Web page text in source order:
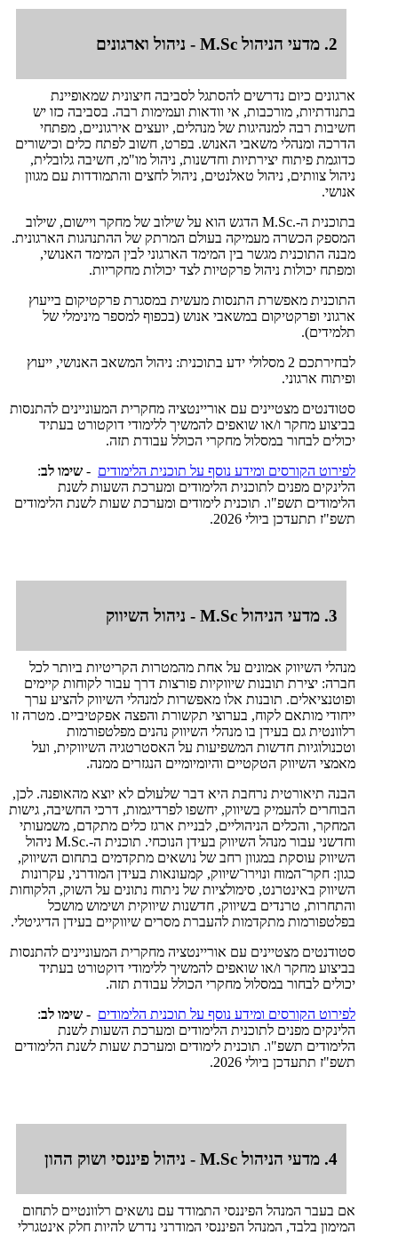
2. מדעי הניהול M.Sc - ניהול וארגונים
ארגונים כיום נדרשים להסתגל לסביבה חיצונית שמאופיינת
בתנודתיות, מורכבות, אי וודאות ועמימות רבה. בסביבה כזו יש
חשיבות רבה למנהיגות של מנהלים, יועצים אירגוניים, מפתחי
הדרכה ומנהלי משאבי האנוש. בפרט, חשוב לפתח כלים וכישורים
כדוגמת פיתוח יצירתיות וחדשנות, ניהול מו"מ, חשיבה גלובלית,
ניהול צוותים, ניהול טאלנטים, ניהול לחצים והתמודדות עם מגוון
אנושי.
בתוכנית ה-.M.Sc הדגש הוא על שילוב של מחקר ויישום, שילוב
המספק הכשרה מעמיקה בעולם המרתק של ההתנהגות הארגונית.
מבנה התוכנית מגשר בין המימד הארגוני לבין המימד האנושי,
ומפתח יכולות ניהול פרקטיות לצד יכולות מחקריות.
התוכנית מאפשרת התנסות מעשית במסגרת פרקטיקום בייעוץ
ארגוני ופרקטיקום במשאבי אנוש (בכפוף למספר מינימלי של
תלמידים).
לבחירתכם 2 מסלולי ידע בתוכנית: ניהול המשאב האנושי, ייעוץ
ופיתוח ארגוני.
סטודנטים מצטיינים עם אוריינטציה מחקרית המעוניינים להתנסות
בביצוע מחקר ו/או שואפים להמשיך ללימודי דוקטורט בעתיד
יכולים לבחור במסלול מחקרי הכולל עבודת תזה.
לפירוט הקורסים ומידע נוסף על תוכנית הלימודים - שימו לב:
הלינקים מפנים לתוכנית הלימודים ומערכת השעות לשנת
הלימודים תשפ"ו. תוכנית לימודים ומערכת שעות לשנת הלימודים
תשפ"ז תתעדכן ביולי 2026.
3. מדעי הניהול M.Sc - ניהול השיווק
מנהלי השיווק אמונים על אחת מהמטרות הקריטיות ביותר לכל
חברה: יצירת תובנות שיווקיות פורצות דרך עבור לקוחות קיימים
ופוטנציאלים. תובנות אלו מאפשרות למנהלי השיווק להציע ערך
ייחודי מותאם לקוח, בערוצי תקשורת והפצה אפקטיביים. מטרה זו
רלוונטית גם בעידן בו מנהלי השיווק נהנים מפלטפורמות
וטכנולוגיות חדשות המשפיעות על האסטרטגיה השיווקית, ועל
מאמצי השיווק הטקטיים והיומיומיים הנגזרים ממנה.
הבנה תיאורטית נרחבת היא דבר שלעולם לא יוצא מהאופנה. לכן,
הבוחרים להעמיק בשיווק, יחשפו לפרדיגמות, דרכי החשיבה, גישות
המחקר, והכלים הניהוליים, לבניית ארגז כלים מתקדם, משמעותי
וחדשני עבור מנהל השיווק בעידן הנוכחי. תוכנית ה-.M.Sc ניהול
השיווק עוסקת במגוון רחב של נושאים מתקדמים בתחום השיווק,
כגון: חקר־המוח ונוירו־שיווק, קמעונאות בעידן המודרני, עקרונות
השיווק באינטרנט, סימולציות של ניתוח נתונים על השוק, הלקוחות
והתחרות, טרנדים בשיווק, חדשנות שיווקית ושימוש מושכל
בפלטפורמות מתקדמות להעברת מסרים שיווקיים בעידן הדיגיטלי.
סטודנטים מצטיינים עם אוריינטציה מחקרית המעוניינים להתנסות
בביצוע מחקר ו/או שואפים להמשיך ללימודי דוקטורט בעתיד
יכולים לבחור במסלול מחקרי הכולל עבודת תזה.
לפירוט הקורסים ומידע נוסף על תוכנית הלימודים - שימו לב:
הלינקים מפנים לתוכנית הלימודים ומערכת השעות לשנת
הלימודים תשפ"ו. תוכנית לימודים ומערכת שעות לשנת הלימודים
תשפ"ז תתעדכן ביולי 2026.
4. מדעי הניהול M.Sc - ניהול פיננסי ושוק ההון
אם בעבר המנהל הפיננסי התמודד עם נושאים רלוונטיים לתחום
המימון בלבד, המנהל הפיננסי המודרני נדרש להיות חלק אינטגרלי